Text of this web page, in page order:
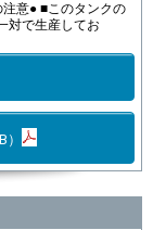
意● ■このタンクの
対で生産してお